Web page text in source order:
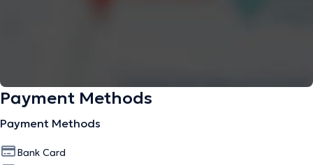
Payment Methods
Payment Methods
Bank Card